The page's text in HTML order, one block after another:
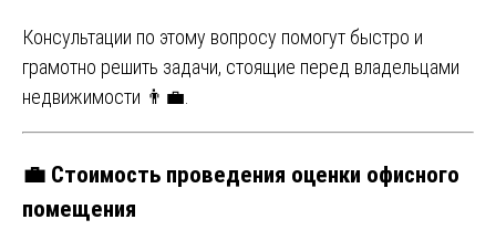
Консультации по этому вопросу помогут быстро и
грамотно решить задачи, стоящие перед владельцами
недвижимости 👨‍💼.
💼 Стоимость проведения оценки офисного
помещения